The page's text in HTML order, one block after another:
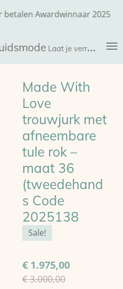
Laat je verrassen!
betalen Awardwinnaar 2025
Made With
Love
trouwjurk met
afneembare
tule rok –
maat 36
(tweedehand
s Code
2025138
Sale!
€ 1.975,00
€ 3.000,00